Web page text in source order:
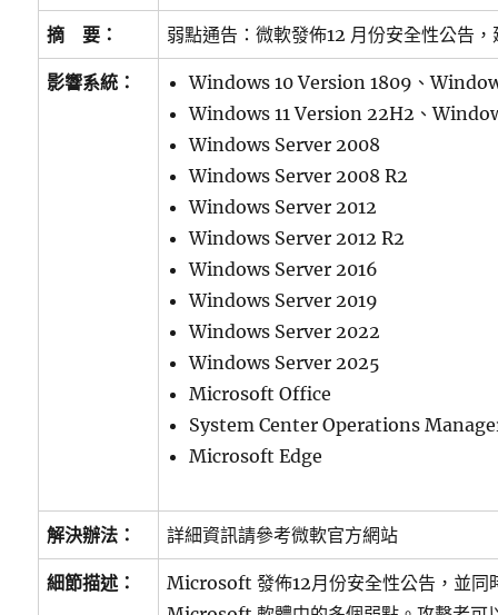
摘 要： 弱點通告：微軟發佈12 月份安全性公告
影響系統：
Windows 10 Version 1809、
Windows 11 Version 22H2、
Windows Server 2008
Windows Server 2008 R2
Windows Server 2012
Windows Server 2012 R2
Windows Server 2016
Windows Server 2019
Windows Server 2022
Windows Server 2025
Microsoft Office
System Center Operations
Microsoft Edge
解決辦法： 詳細資訊請參考微軟官方網站
細節描述：
Microsoft 發佈12月份安全性公告，並同